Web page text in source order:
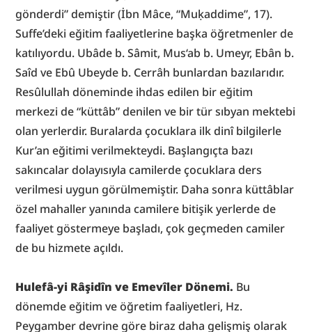
gönderdi” demiştir (İbn Mâce, “Muḳaddime”, 17).
Suffe’deki eğitim faaliyetlerine başka öğretmenler de
katılıyordu. Ubâde b. Sâmit, Mus‘ab b. Umeyr, Ebân b.
Saîd ve Ebû Ubeyde b. Cerrâh bunlardan bazılarıdır.
Resûlullah döneminde ihdas edilen bir eğitim
merkezi de “küttâb” denilen ve bir tür sıbyan mektebi
olan yerlerdir. Buralarda çocuklara ilk dinî bilgilerle
Kur’an eğitimi verilmekteydi. Başlangıçta bazı
sakıncalar dolayısıyla camilerde çocuklara ders
verilmesi uygun görülmemiştir. Daha sonra küttâblar
özel mahaller yanında camilere bitişik yerlerde de
faaliyet göstermeye başladı, çok geçmeden camiler
de bu hizmete açıldı.
Hulefâ-yi Râşidîn ve Emevîler Dönemi. Bu
dönemde eğitim ve öğretim faaliyetleri, Hz.
Peygamber devrine göre biraz daha gelişmiş olarak